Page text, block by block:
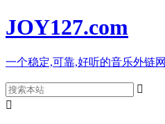
JOY127.com
一个稳定,可靠,好听的音乐外链网

